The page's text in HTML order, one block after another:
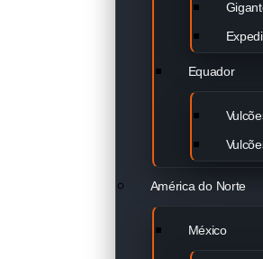
Equador
América do Norte
México